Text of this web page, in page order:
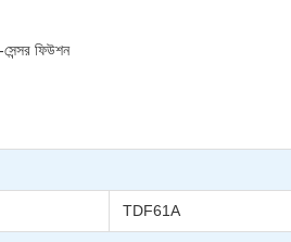
ফিউশন
TDF61A